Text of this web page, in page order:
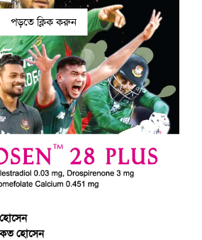
পড়তে ক্লিক করুন
হোসেন